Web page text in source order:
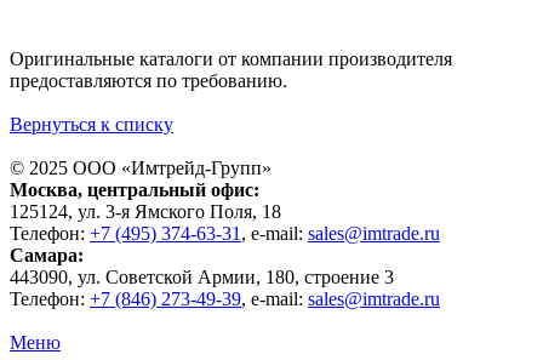
Оригинальные каталоги от компании производителя
предоставляются по требованию.
Вернуться к списку
© 2025 ООО «Имтрейд-Групп»
Москва, центральный офис:
125124, ул. 3-я Ямского Поля, 18
Телефон: +7 (495) 374-63-31 , e-mail: sales@imtrade.ru
Самара:
443090, ул. Советской Армии, 180, строение 3
Телефон: +7 (846) 273-49-39, e-mail: sales@imtrade.ru
Меню